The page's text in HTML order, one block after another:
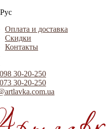
Рус
Оплата и доставка
Скидки
Контакты
30-20-250
30-20-250